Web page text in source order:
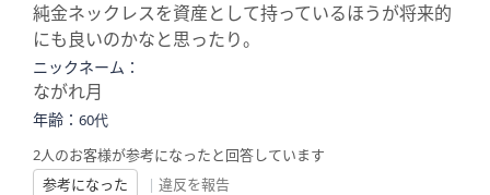
純金ネックレスを資産として持っているほうが将来的
にも良いのかなと思ったり。
ニックネーム：
ながれ月
年齢： 60代
2人のお客様が参考になったと回答しています
参考になった
| 違反を報告